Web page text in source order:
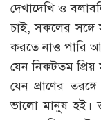
দেখাদেখি ও
চাই, সকলের সঙ্গে
করতে নাও পারি
যেন নিকটতম প্রিয়
যেন প্রাণের
ভালো মানুষ হই।